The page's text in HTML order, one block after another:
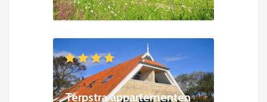
Terpstra appartementen